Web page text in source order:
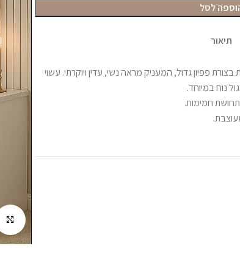
לסל
תיאור
פפיון גדול, המעניק מראה נשי, עדין ויוקרתי. עשוי
נוח במיוחד.
חמימות.